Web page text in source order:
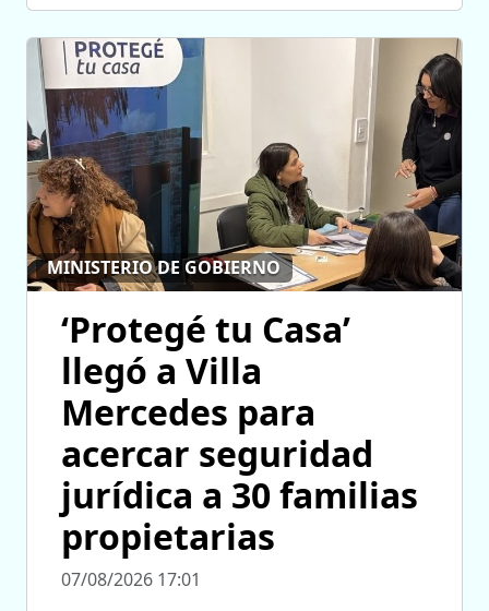
MINISTERIO DE GOBIERNO
‘Protegé tu Casa’
llegó a Villa
Mercedes para
acercar seguridad
jurídica a 30 familias
propietarias
07/08/2026 17:01